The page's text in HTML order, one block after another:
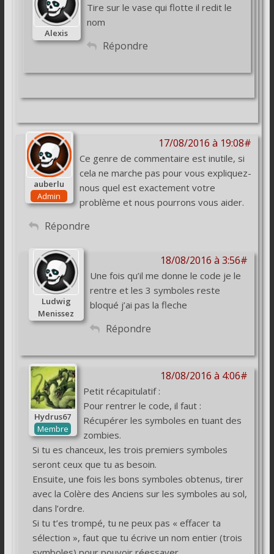
Alexis
Tire sur le vase qui flotte il redit le
nom
Répondre
17/08/2016 à 19:08#
auberlu
Admin
Ce genre de commentaire est inutile, si
cela ne marche pas pour vous expliquez-
nous quel est exactement votre
problème et nous pourrons vous aider.
Répondre
18/08/2016 à 3:56#
Ludwig
Menissez
Une fois qu’il me donne le code je le
rentre et les 3 symboles reste
bloqué j’ai pas la fleche
Répondre
18/08/2016 à 4:06#
Hydrus67
Membre
Petit récapitulatif :
Pour rentrer le code, il faut :
Récupérer les symboles en tuant des
zombies.
Si tu es chanceux, les trois premiers symboles
seront ceux que tu as besoin.
Ensuite, une fois les bons symboles obtenus, tirer
avec la Colère des Anciens sur les symboles au sol,
dans l’ordre.
Si tu t’es trompé, tu ne peux pas « effacer ta
sélection », faut que tu écrive un nom entier (trois